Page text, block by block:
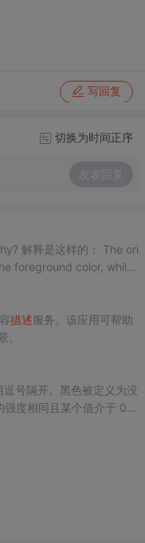
写回复
切换为时间正序
发表回复
foreground color, while
描述服务。该应用可帮助
号隔开。黑色被定义为没
度相同且某个值介于 0